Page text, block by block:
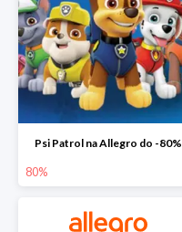
Psi Patrol na Allegro do -80%
80%